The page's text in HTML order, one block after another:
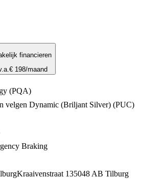
financieren
€ 198/maand
(PQA)
velgen Dynamic (Briljant Silver) (PUC)
Braking
Kraaivenstraat 135048 AB Tilburg